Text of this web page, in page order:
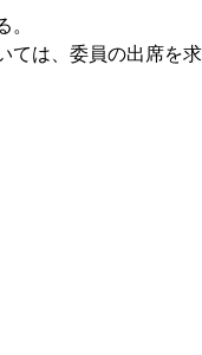
は、委員の出席を